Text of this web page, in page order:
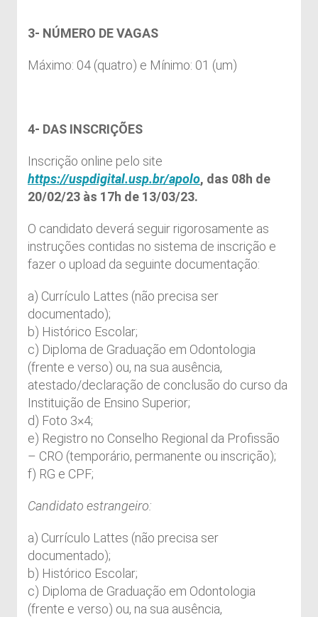
3- NÚMERO DE VAGAS
Máximo: 04 (quatro) e Mínimo: 01 (um)
4- DAS INSCRIÇÕES
Inscrição online pelo site
https://uspdigital.usp.br/apolo, das 08h de
20/02/23 às 17h de 13/03/23.
O candidato deverá seguir rigorosamente as
instruções contidas no sistema de inscrição e
fazer o upload da seguinte documentação:
a) Currículo Lattes (não precisa ser
documentado);
b) Histórico Escolar;
c) Diploma de Graduação em Odontologia
(frente e verso) ou, na sua ausência,
atestado/declaração de conclusão do curso da
Instituição de Ensino Superior;
d) Foto 3×4;
e) Registro no Conselho Regional da Profissão
– CRO (temporário, permanente ou inscrição);
f) RG e CPF;
Candidato estrangeiro:
a) Currículo Lattes (não precisa ser
documentado);
b) Histórico Escolar;
c) Diploma de Graduação em Odontologia
(frente e verso) ou, na sua ausência,